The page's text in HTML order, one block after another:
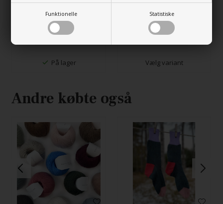
Funktionelle Statistiske
Halsrør i forskudt perlerib -
pdf opskrift
40,00
DKK
På lager
Tilted Scarf
178,00 DKK
Vælg variant
Andre købte også